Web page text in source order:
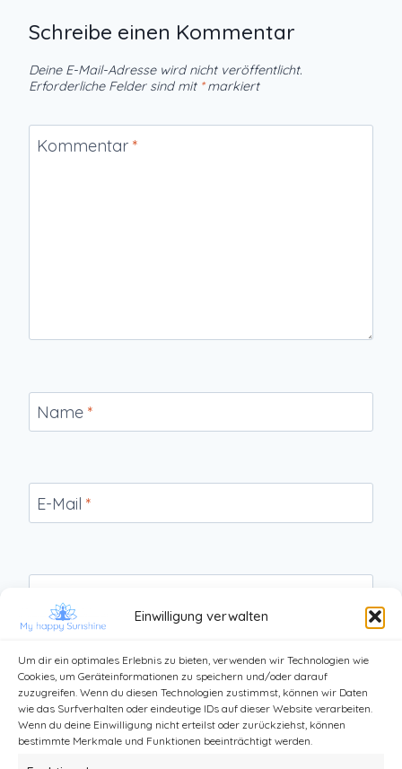
Einwilligung verwalten
Um dir ein optimales Erlebnis zu bieten, verwenden wir Technologien wie
Cookies, um Geräteinformationen zu speichern und/oder darauf
zuzugreifen. Wenn du diesen Technologien zustimmst, können wir Daten
wie das Surfverhalten oder eindeutige IDs auf dieser Website verarbeiten.
Wenn du deine Einwilligung nicht erteilst oder zurückziehst, können
bestimmte Merkmale und Funktionen beeinträchtigt werden.
Schreibe einen Kommentar
Deine E-Mail-Adresse wird nicht veröffentlicht.
Erforderliche Felder sind mit *markiert
Kommentar *
Name *
E-Mail *